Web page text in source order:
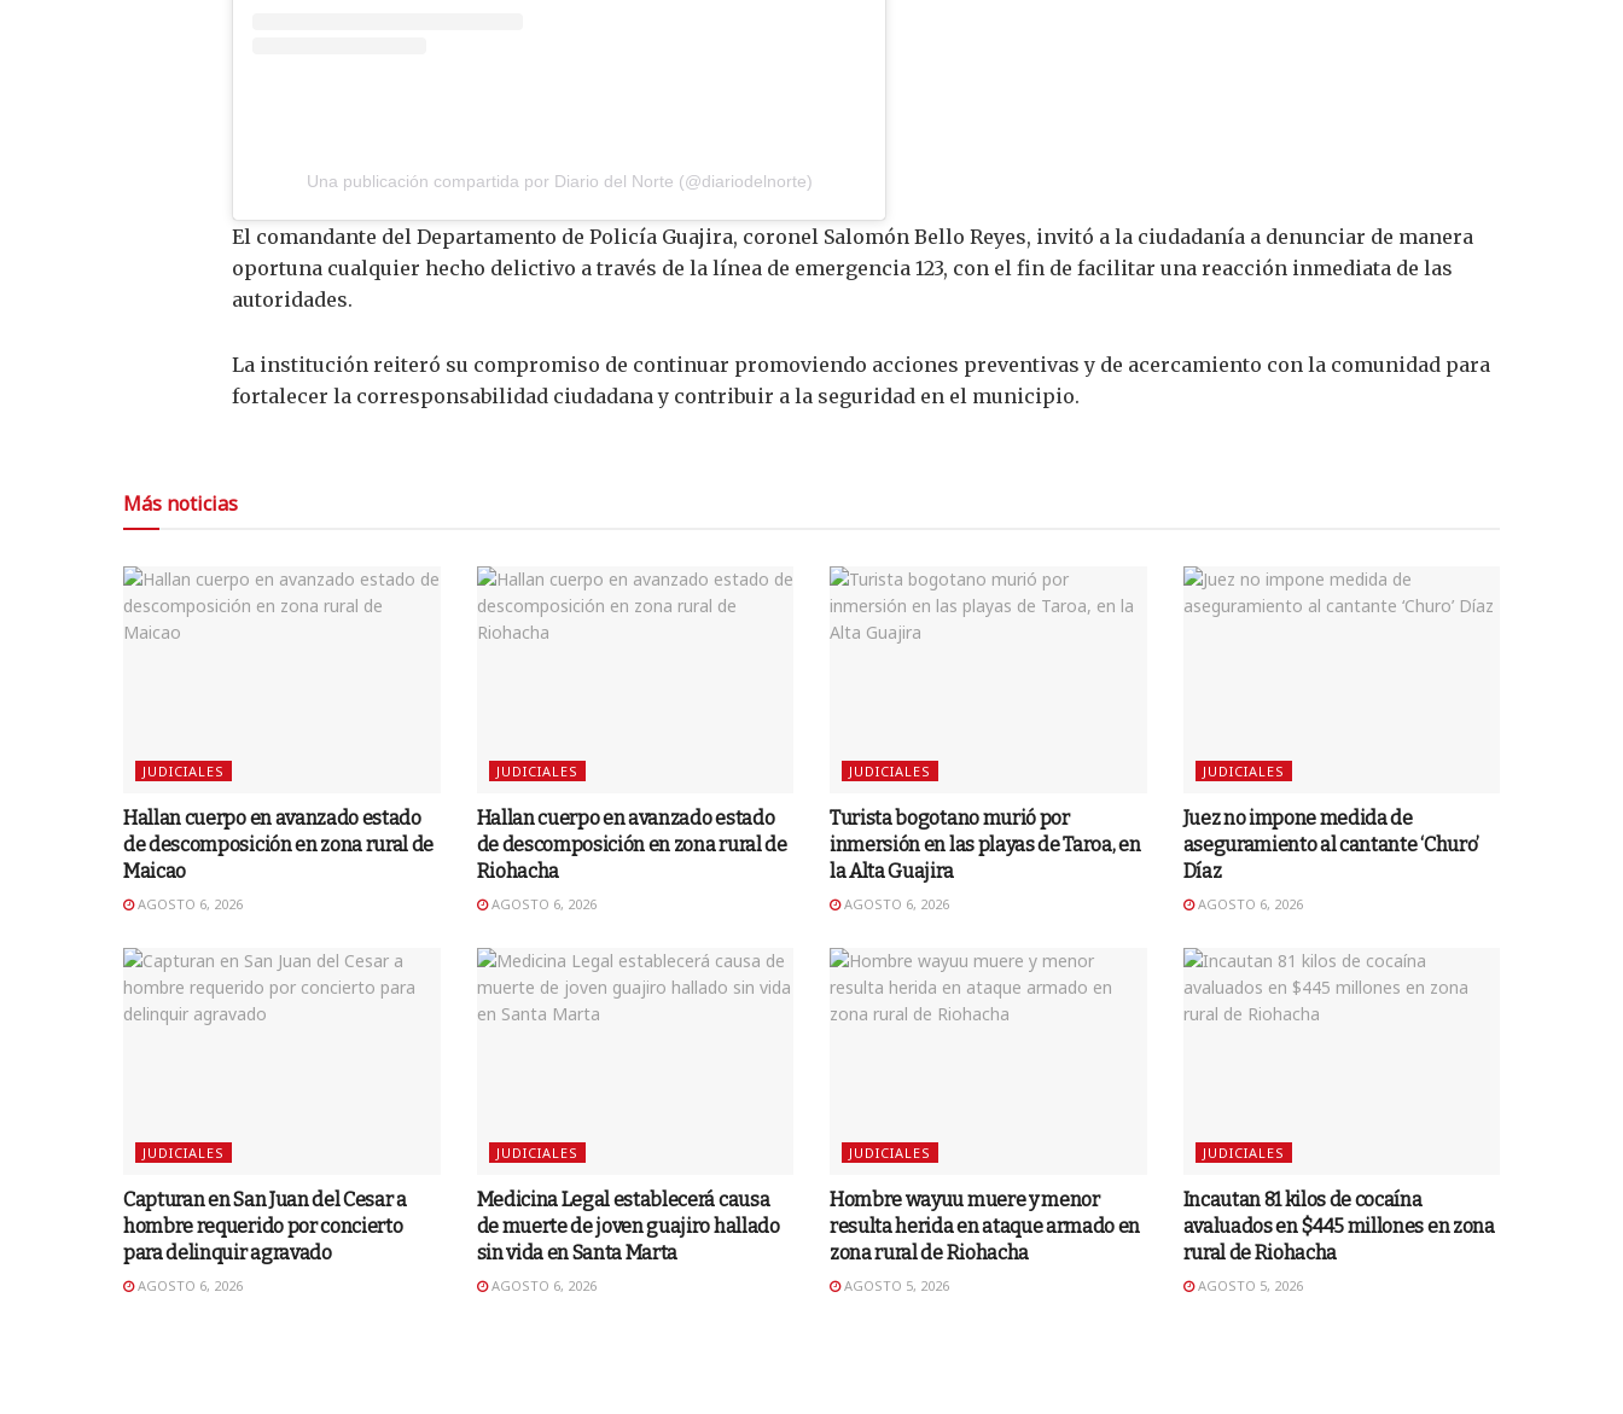
Una publicación compartida por Diario del Norte (@diariodelnorte)
El comandante del Departamento de Policía Guajira, coronel Salomón Bello Reyes, invitó a la ciudadanía a denunciar de manera
oportuna cualquier hecho delictivo a través de la línea de emergencia 123, con el fin de facilitar una reacción inmediata de las
autoridades.
La institución reiteró su compromiso de continuar promoviendo acciones preventivas y de acercamiento con la comunidad para
fortalecer la corresponsabilidad ciudadana y contribuir a la seguridad en el municipio.
Más noticias
JUDICIALES
Hallan cuerpo en avanzado estado
de descomposición en zona rural de
Maicao
AGOSTO 6, 2026
JUDICIALES
Hallan cuerpo en avanzado estado
de descomposición en zona rural de
Riohacha
AGOSTO 6, 2026
JUDICIALES
Turista bogotano murió por
inmersión en las playas de Taroa, en
la Alta Guajira
AGOSTO 6, 2026
JUDICIALES
Juez no impone medida de
aseguramiento al cantante ‘Churo’
Díaz
AGOSTO 6, 2026
JUDICIALES
Capturan en San Juan del Cesar a
hombre requerido por concierto
para delinquir agravado
AGOSTO 6, 2026
JUDICIALES
Medicina Legal establecerá causa
de muerte de joven guajiro hallado
sin vida en Santa Marta
AGOSTO 6, 2026
JUDICIALES
Hombre wayuu muere y menor
resulta herida en ataque armado en
zona rural de Riohacha
AGOSTO 5, 2026
JUDICIALES
Incautan 81 kilos de cocaína
avaluados en $445 millones en zona
rural de Riohacha
AGOSTO 5, 2026